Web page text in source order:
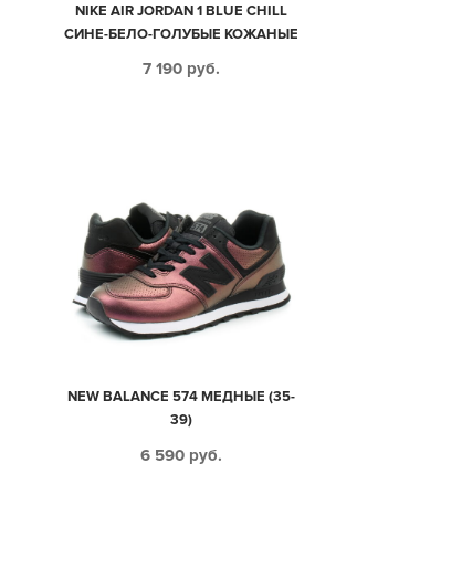
NIKE AIR JORDAN 1 BLUE CHILL
СИНЕ-БЕЛО-ГОЛУБЫЕ КОЖАНЫЕ
7 190 руб.
NEW BALANCE 574 МЕДНЫЕ (35-
39)
6 590 руб.